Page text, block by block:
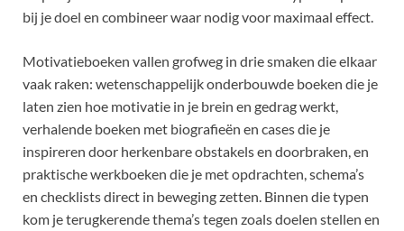
bij je doel en combineer waar nodig voor maximaal effect.
Motivatieboeken vallen grofweg in drie smaken die elkaar
vaak raken: wetenschappelijk onderbouwde boeken die je
laten zien hoe motivatie in je brein en gedrag werkt,
verhalende boeken met biografieën en cases die je
inspireren door herkenbare obstakels en doorbraken, en
praktische werkboeken die je met opdrachten, schema’s
en checklists direct in beweging zetten. Binnen die typen
kom je terugkerende thema’s tegen zoals doelen stellen en